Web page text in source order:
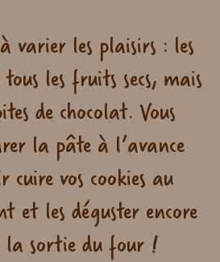
varier les plaisirs : les
les fruits secs, mais
de chocolat. Vous
la pâte à l’avance
cuire vos cookies au
et les déguster encore
la sortie du four !